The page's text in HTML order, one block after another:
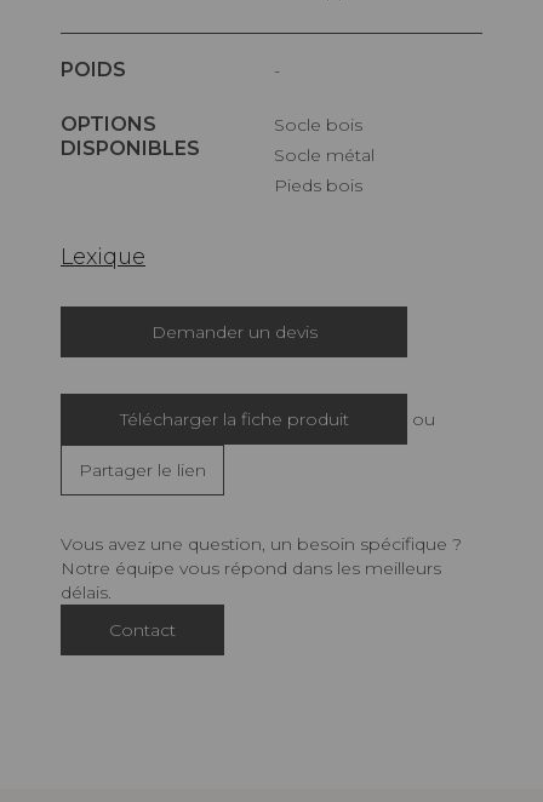
POIDS -
OPTIONS
DISPONIBLES
Socle bois
Socle métal
Pieds bois
Lexique
Demander un devis
Télécharger la fiche produit ou
Partager le lien
Vous avez une question, un besoin spécifique ?
Notre équipe vous répond dans les meilleurs
délais.
Contact